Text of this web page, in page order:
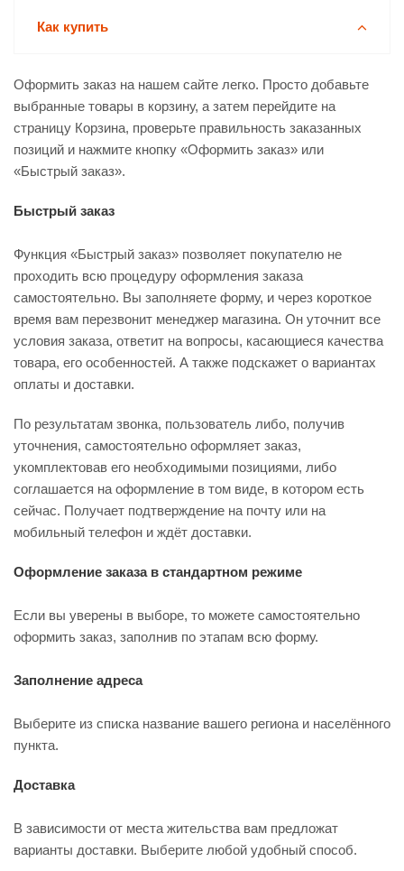
Как купить
Оформить заказ на нашем сайте легко. Просто добавьте
выбранные товары в корзину, а затем перейдите на
страницу Корзина, проверьте правильность заказанных
позиций и нажмите кнопку «Оформить заказ» или
«Быстрый заказ».
Быстрый заказ
Функция «Быстрый заказ» позволяет покупателю не
проходить всю процедуру оформления заказа
самостоятельно. Вы заполняете форму, и через короткое
время вам перезвонит менеджер магазина. Он уточнит все
условия заказа, ответит на вопросы, касающиеся качества
товара, его особенностей. А также подскажет о вариантах
оплаты и доставки.
По результатам звонка, пользователь либо, получив
уточнения, самостоятельно оформляет заказ,
укомплектовав его необходимыми позициями, либо
соглашается на оформление в том виде, в котором есть
сейчас. Получает подтверждение на почту или на
мобильный телефон и ждёт доставки.
Оформление заказа в стандартном режиме
Если вы уверены в выборе, то можете самостоятельно
оформить заказ, заполнив по этапам всю форму.
Заполнение адреса
Выберите из списка название вашего региона и населённого
пункта.
Доставка
В зависимости от места жительства вам предложат
варианты доставки. Выберите любой удобный способ.